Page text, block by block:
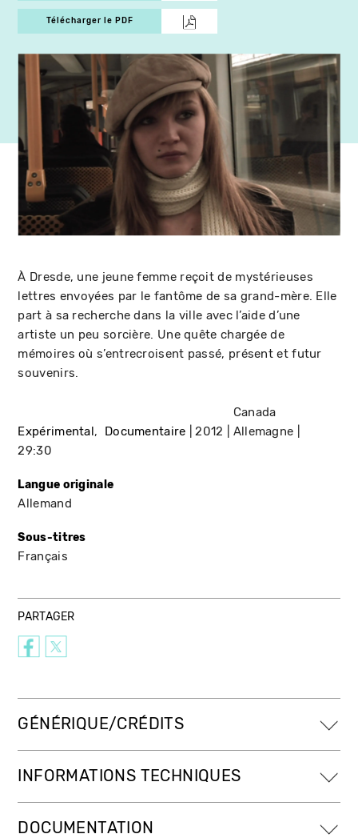
Télécharger le PDF
À Dresde, une jeune femme reçoit de mystérieuses
lettres envoyées par le fantôme de sa grand-mère. Elle
part à sa recherche dans la ville avec l’aide d’une
artiste un peu sorcière. Une quête chargée de
mémoires où s’entrecroisent passé, présent et futur
souvenirs.
Expérimental Documentaire 2012
Canada
Allemagne
29:30
Langue originale
Allemand
Sous-titres
Français
PARTAGER
GÉNÉRIQUE/CRÉDITS
INFORMATIONS TECHNIQUES
DOCUMENTATION